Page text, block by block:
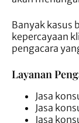
Banyak kasus
kepercayaan
pengacara
Layanan
Jasa
Jasa
Jasa